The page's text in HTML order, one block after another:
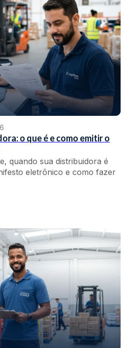
o que é e como emitir o
quando sua distribuidora é
eletrônico e como fazer